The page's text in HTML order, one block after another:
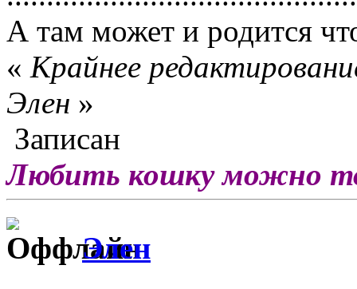
А там может и родится
« Крайнее
Элен »
Записан
Любить кошку можно
Элен